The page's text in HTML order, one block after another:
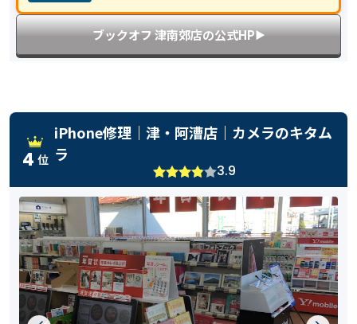
ブックオフ 津南郊店の公式HP▶︎
4 位
iPhone修理｜津・阿漕店｜カメラのキタム
ラ
3.9